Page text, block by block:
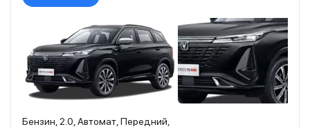
Бензин, 2.0, Автомат, Передний,